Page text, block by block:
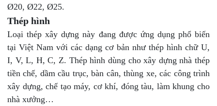
Ø20, Ø22, Ø25.
Thép hình
Loại thép xây dựng này đang được ứng dụng phổ biến
tại Việt Nam với các dạng cơ bản như thép hình chữ U,
I, V, L, H, C, Z. Thép hình dùng cho xây dựng nhà thép
tiền chế, dầm cầu trục, bàn cân, thùng xe, các công trình
xây dựng, chế tạo máy, cơ khí, đóng tàu, làm khung cho
nhà xưởng…